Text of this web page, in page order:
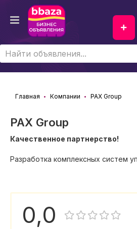
Главная Компании PAX Group
PAX Group
Качественное партнерство!
Разработка комплексных систем
0,0